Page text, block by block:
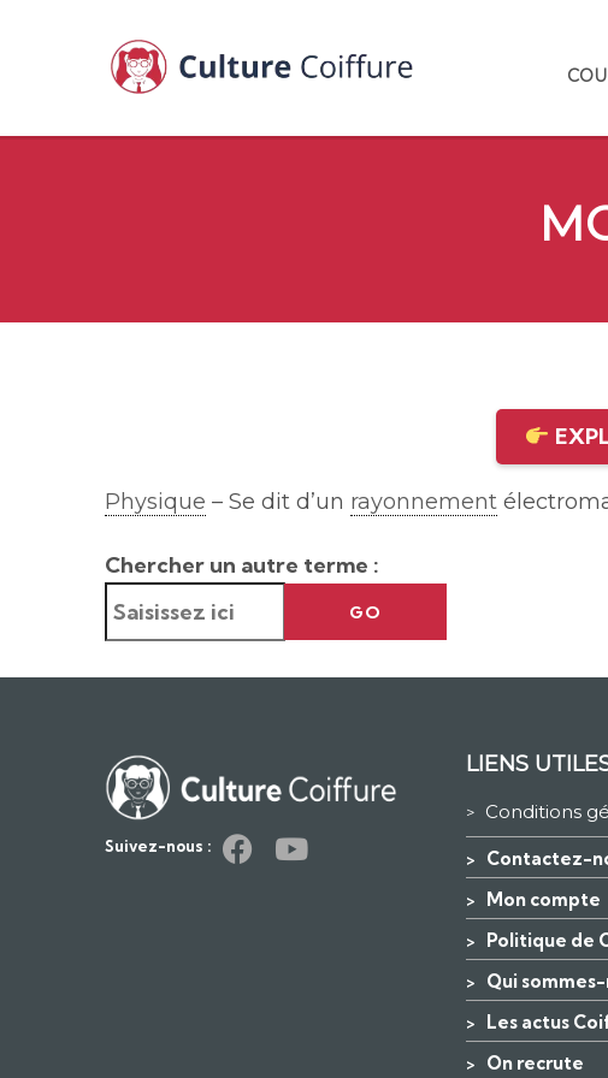
Physique – Se dit d’un rayonnement
Chercher un autre terme :
GO
Suivez-nous :
LIENS
> Conditions
> Contactez-
> Mon compte
> Politique de
> Qui sommes-
> Les actus
> On recrute